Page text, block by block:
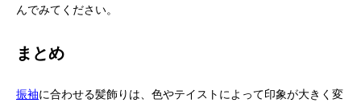
んでみてください。
まとめ
振袖に合わせる髪飾りは、色やテイストによって印象が大きく変